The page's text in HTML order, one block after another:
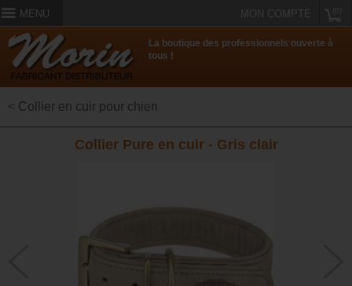
MENU MON COMPTE
La boutique des professionnels ouverte à
tous !
< Collier en cuir pour chien
Collier Pure en cuir - Gris clair